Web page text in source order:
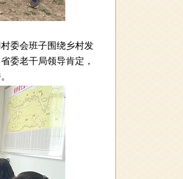
委会班子围绕乡村发
委老干局领导肯定，